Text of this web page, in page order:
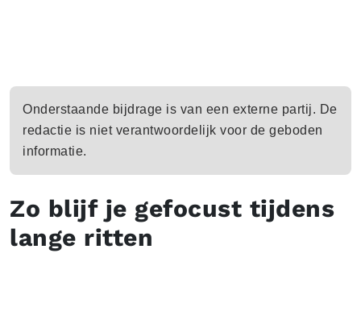
Onderstaande bijdrage is van een externe partij. De
redactie is niet verantwoordelijk voor de geboden
informatie.
Zo blijf je gefocust tijdens
lange ritten